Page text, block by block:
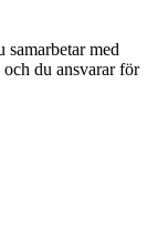
med
du ansvarar för